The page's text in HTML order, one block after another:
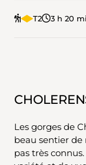
T2 3 h 20
Les gorges de
beau sentier de
pas très